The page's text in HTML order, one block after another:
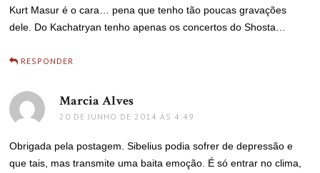
Kurt Masur é o cara… pena que tenho tão poucas gravações
dele. Do Kachatryan tenho apenas os concertos do Shosta…
RESPONDER
Marcia Alves
20 DE JUNHO DE 2014 ÀS 4:49
Obrigada pela postagem. Sibelius podia sofrer de depressão e
que tais, mas transmite uma baita emoção. É só entrar no clima,